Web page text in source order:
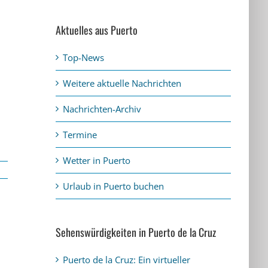
Aktuelles aus Puerto
Top-News
Weitere aktuelle Nachrichten
Nachrichten-Archiv
Termine
Wetter in Puerto
Urlaub in Puerto buchen
Sehenswürdigkeiten in Puerto de la Cruz
Puerto de la Cruz: Ein virtueller